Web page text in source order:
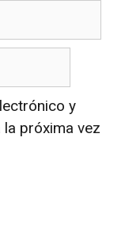
y
próxima vez